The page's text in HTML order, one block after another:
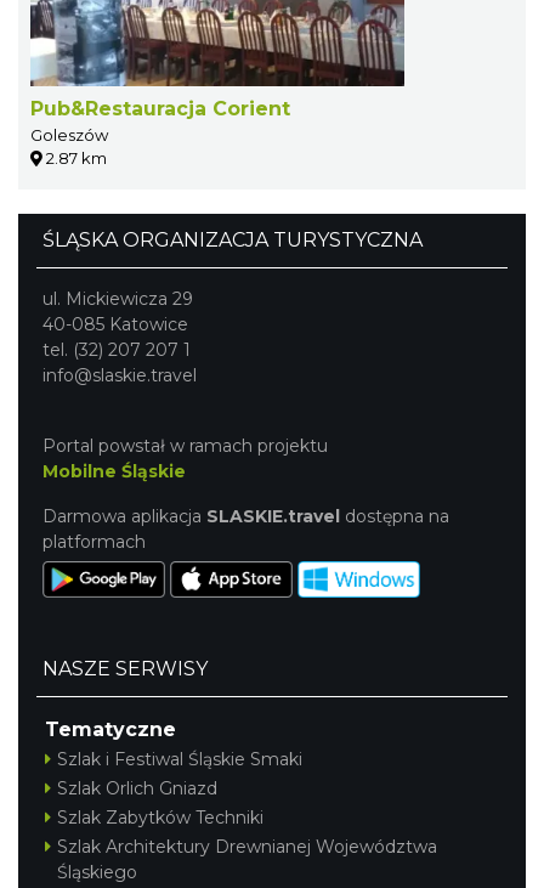
Pub&Restauracja Corient
Goleszów
2.87 km
ŚLĄSKA ORGANIZACJA TURYSTYCZNA
ul. Mickiewicza 29
40-085 Katowice
tel. (32) 207 207 1
info@slaskie.travel
Portal powstał w ramach projektu
Mobilne Śląskie
Darmowa aplikacja SLASKIE.travel dostępna na
platformach
NASZE SERWISY
Tematyczne
Szlak i Festiwal Śląskie Smaki
Szlak Orlich Gniazd
Szlak Zabytków Techniki
Szlak Architektury Drewnianej Województwa
Śląskiego